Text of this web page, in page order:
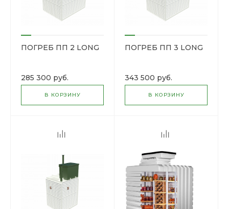
ПОГРЕБ ПП 2 LONG
285 300 руб.
В КОРЗИНУ
ПОГРЕБ ПП 3 LONG
343 500 руб.
В КОРЗИНУ